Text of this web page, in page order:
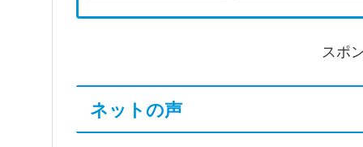
スポ
ネットの声